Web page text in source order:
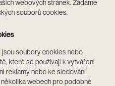
webových stránek. Žádáme
souborů cookies.
soubory cookies nebo
které se používají k vytváření
reklamy nebo ke sledování
webech pro podobné